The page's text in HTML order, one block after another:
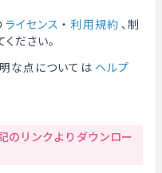
ライセンス ・ 利用規約 、制
ださい。
な点については ヘルプ
のリンクよりダウンロー